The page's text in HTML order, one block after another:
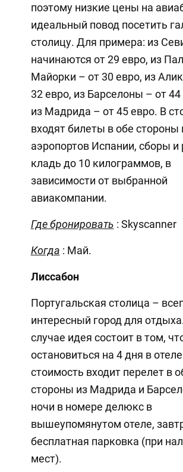
поэтому низкие цены на
идеальный повод посетить
столицу. Для примера: из
начинаются от 29 евро, из
Майорки – от 30 евро, из
32 евро, из Барселоны – от 44
из Мадрида – от 45 евро. В
входят билеты в обе стороны
аэропортов Испании, сборы и
кладь до 10 килограммов, в
зависимости от выбранной
авиакомпании.
Где бронировать : Skyscanner
Когда : Май.
Лиссабон
Португальская столица –
интересный город для
случае идея состоит в том,
остановиться на 4 дня в
стоимость входит перелет в
стороны из Мадрида и
ночи в номере делюкс в
вышеупомянутом отеле,
бесплатная парковка (при
мест).